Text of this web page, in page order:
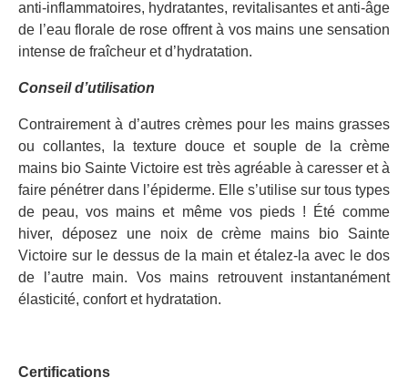
anti-inflammatoires, hydratantes, revitalisantes et anti-âge
de l’eau florale de rose offrent à vos mains une sensation
intense de fraîcheur et d’hydratation.
Conseil d’utilisation
Contrairement à d’autres crèmes pour les mains grasses
ou collantes, la texture douce et souple de la crème
mains bio Sainte Victoire est très agréable à caresser et à
faire pénétrer dans l’épiderme. Elle s’utilise sur tous types
de peau, vos mains et même vos pieds ! Été comme
hiver, déposez une noix de crème mains bio Sainte
Victoire sur le dessus de la main et étalez-la avec le dos
de l’autre main. Vos mains retrouvent instantanément
élasticité, confort et hydratation.
Certifications